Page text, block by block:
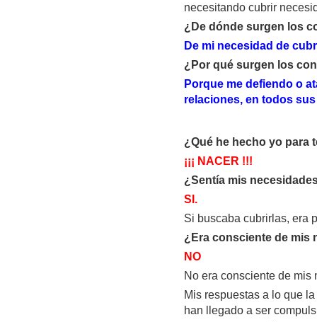
necesitando cubrir
¿De dónde surgen los
De mi necesidad de
¿Por qué surgen los
Porque me defiendo o
relaciones, en todos
¿Qué he hecho yo para
¡¡¡ NACER !!!
¿Sentía mis
SI.
Si buscaba cubrirlas, era
¿Era consciente de mis
NO
No era consciente de mis
Mis respuestas a lo que
han llegado a ser